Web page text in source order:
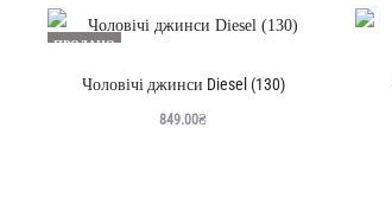
ПРОДАНО
Чоловічі джинси Diesel (130)
849.00₴